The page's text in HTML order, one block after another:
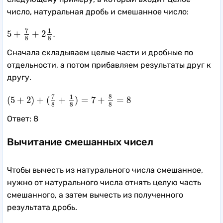
число, натуральная дробь и смешанное число:
5 + 7
8 + 2 1
8 .
5 8 18
Сначала складываем целые части и дробные по
отдельности, а потом прибавляем результаты друг к
другу.
(5 + 2) + ( 7
8 +
1
8 ) = 7 + 8
8
= 8
(5 )+ 8+ = 7 8
Ответ: 8
Вычитание смешанных чисел
Чтобы вычесть из натурального числа смешанное,
нужно от натурального числа отнять целую часть
смешанного, а затем вычесть из полученного
результата дробь.